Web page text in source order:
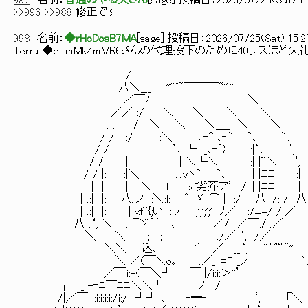
>>996 >>988 修正です
998 名前： ◆rHoDosB7MA[ sage ] 投稿日： 2026/07/25(Sat)
Terra ◆eLmMkZmMR6さんの代理投下のために40レスほど失
/
八＼___ ''"ﾟ~￣￣￣~ﾟ"''
／￣/--- ＼
／／ :/ ＼ ＼ ＼ ＼
. : / ＼ ＼ ＼＿_ ＼ ＼
/ / :/ :＼ _､‐^_､‐^ `､ :`､
. / / `､ └ _､‐^〉 :|`､ ‘,
/ / | | | ＼└＼ | :| |¨＼ ‘,
/ / |: .:|＼ | __,,.､vヽ` `､ | |ﾆﾆ| :|
:| |: .:| |:＼ l: | xf劣芥ア’ / :| |ﾆﾆ| :|
│.:| |: 八.:ノ :＼:l: | ＾ ゞ''⌒ | :/ 八-/: / 八
│.:| |: | xf＾{;い |: ﾉ ;';';';' ﾉ／ :/ﾆ=/ / ／
八 :‘, ＼ .:|⌒ゞ´´ ､ ／/ ／￣:/ .／
＼＿ ＼＿＿;';';'; __ ./／ ‘, /／
＼＼ 込､ └ '´ ／. __‘, "ﾟ~~ﾟ"''
＼ ／(￣＼o｡ .／_-=ﾆ _ノ `
／￣i:-(￣＼┘ .￣ |/i:i:＞''’
┌―_ -=ﾆ￣ﾆﾆ＼＼┘ ノi:i:i/ :
/|／￣i:i:i:i:i:i:/i:/ ┘┘_､ _ -‐━‐- _ ‘, 「＼